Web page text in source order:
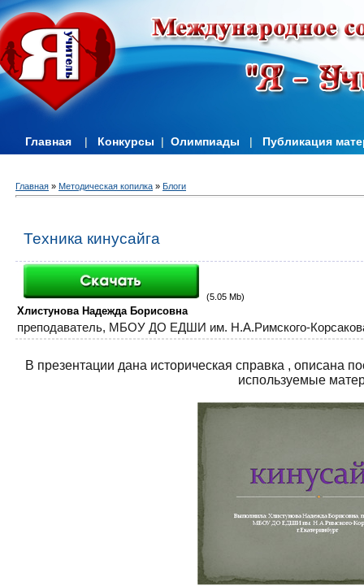
Главная | Конкурсы | Олимпиады | Публикация
Главная » Методическая копилка » Блоги
Техника кинусайга
(5.05 Mb)
Хлистунова Надежда Борисовна
преподаватель, МБОУ ДО ЕДШИ им. Н.А.Римского-
В презентации дана историческая справка , описана
используемые